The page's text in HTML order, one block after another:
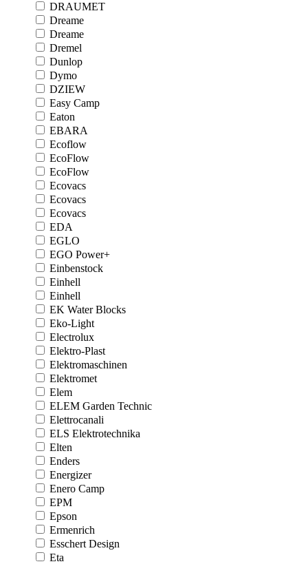
DRAUMET
Dreame
Dreame
Dremel
Dunlop
Dymo
DZIEW
Easy Camp
Eaton
EBARA
Ecoflow
EcoFlow
EcoFlow
Ecovacs
Ecovacs
Ecovacs
EDA
EGLO
EGO Power+
Einbenstock
Einhell
Einhell
EK Water Blocks
Eko-Light
Electrolux
Elektro-Plast
Elektromaschinen
Elektromet
Elem
ELEM Garden Technic
Elettrocanali
ELS Elektrotechnika
Elten
Enders
Energizer
Enero Camp
EPM
Epson
Ermenrich
Esschert Design
Eta